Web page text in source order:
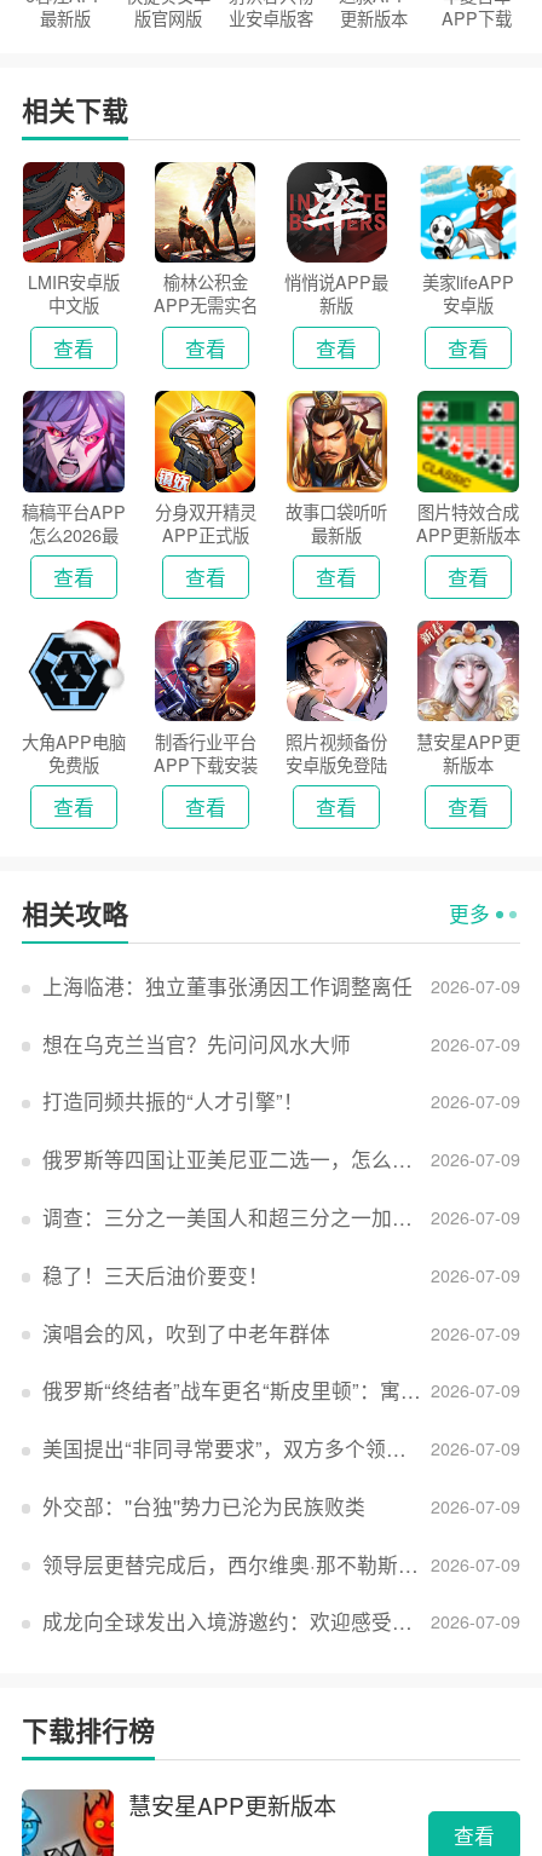
最新版
版官网版
业安卓版客
更新版本
APP下载
相关下载
LMIR安卓版
中文版
查看
榆林公积金
APP无需实名
认证版
查看
悄悄说APP最
新版
查看
美家lifeAPP
安卓版
查看
稿稿平台APP
怎么2026最
新版
查看
分身双开精灵
APP正式版
查看
故事口袋听听
最新版
查看
图片特效合成
APP更新版本
2026
查看
大角APP电脑
免费版
查看
制香行业平台
APP下载安装
2026
查看
照片视频备份
安卓版免登陆
版
查看
慧安星APP更
新版本
查看
相关攻略 更多
2026-07-09
上海临港：独立董事张湧因工作调整离任
2026-07-09
想在乌克兰当官？先问问风水大师
2026-07-09
打造同频共振的“人才引擎”！
2026-07-09
俄罗斯等四国让亚美尼亚二选一，怎么回事？
2026-07-09
调查：三分之一美国人和超三分之一加拿大人感到经济压力
2026-07-09
稳了！三天后油价要变！
2026-07-09
演唱会的风，吹到了中老年群体
2026-07-09
俄罗斯“终结者”战车更名“斯皮里顿”：寓意强大可靠，彰显俄精神力量
2026-07-09
美国提出“非同寻常要求”，双方多个领域分歧依旧，印美贸易谈判进入“关键阶段”
2026-07-09
外交部：''台独''势力已沦为民族败类
2026-07-09
领导层更替完成后，西尔维奥·那不勒斯出任Lucid首席执行官
2026-07-09
成龙向全球发出入境游邀约：欢迎感受无滤镜的真实中国
下载排行榜
慧安星APP更新版本
查看